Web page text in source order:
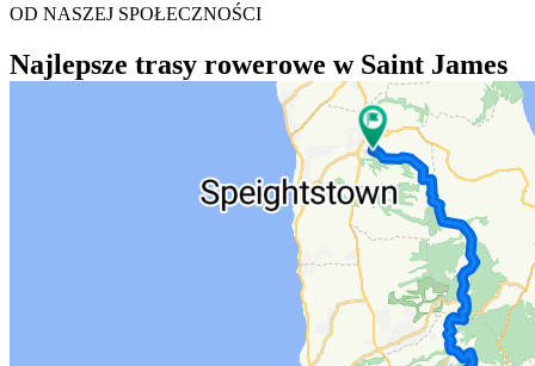
OD NASZEJ SPOŁECZNOŚCI
Najlepsze trasy rowerowe w Saint James